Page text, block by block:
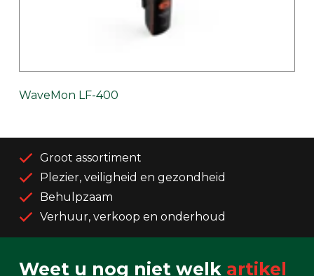
WaveMon LF-400
Groot assortiment
Plezier, veiligheid en gezondheid
Behulpzaam
Verhuur, verkoop en onderhoud
Weet u nog niet welk artikel